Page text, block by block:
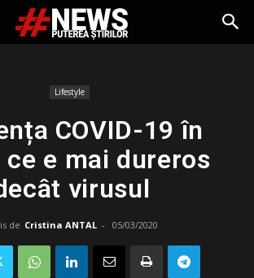
Lifestyle
COVID-19 în
e mai dureros
virusul
de Cristina ANTAL - 05/03/2020